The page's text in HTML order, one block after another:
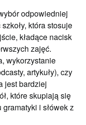
odpowiedniej
która stosuje
kładące nacisk
zajęć.
wykorzystanie
artykuły), czy
jest bardziej
które skupiają się
i słówek z